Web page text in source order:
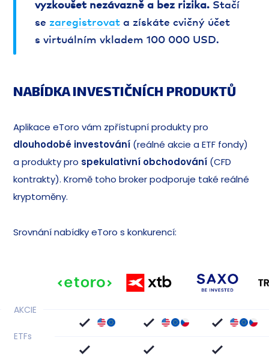
vyzkoušet nezávazně a bez rizika. Stačí
se zaregistrovat a získáte cvičný účet
s virtuálním vkladem 100 000 USD.
NABÍDKA INVESTIČNÍCH PRODUKTŮ
Aplikace eToro vám zpřístupní produkty pro
dlouhodobé investování (reálné akcie a ETF fondy)
a produkty pro spekulativní obchodování (CFD
kontrakty). Kromě toho broker podporuje také reálné
kryptoměny.
Srovnání nabídky eToro s konkurencí:
AKCIE
ETFs